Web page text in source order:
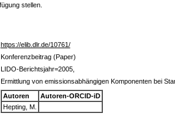
stellen.
https://elib.dlr.de/10761/
Konferenzbeitrag (Paper)
LIDO-Berichtsjahr=2005,
Ermittlung von emissionsabhängigen Komponenten bei
Autoren
Autoren-ORCID-iD
Hepting, M.